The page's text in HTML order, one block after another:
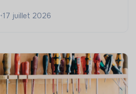
•17 juillet 2026